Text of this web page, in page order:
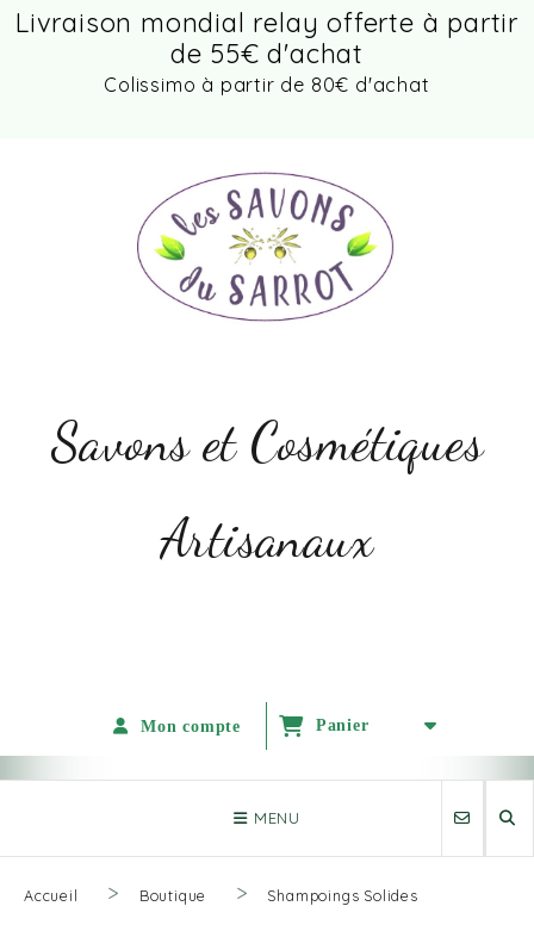
Livraison mondial relay offerte à partir
de 55€ d'achat
Colissimo à partir de 80€ d'achat
Savons et Cosmétiques
Artisanaux
Mon compte Panier
MENU
Accueil Boutique Shampoings Solides
Panneau de gestion des cookies